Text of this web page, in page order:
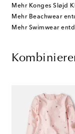
Mehr Konges Sløjd
Mehr Beachwear
Mehr Swimwear